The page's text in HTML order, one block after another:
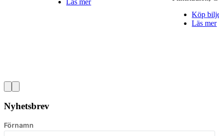
Läs mer
Köp
Läs mer
Nyhetsbrev
Förnamn